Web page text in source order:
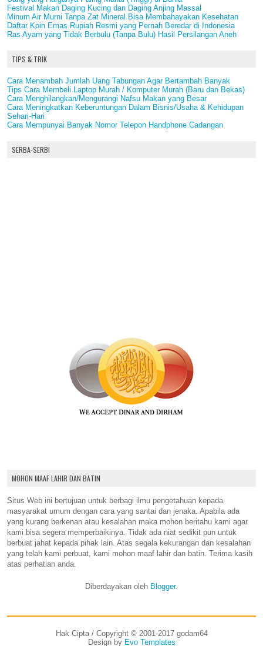
Festival Makan Daging Kucing dan Daging Anjing Massal
Minum Air Murni Tanpa Zat Mineral Bisa Membahayakan Kesehatan
Daftar Koin Emas Rupiah Resmi yang Pernah Beredar di Indonesia
Ras Ayam yang Tidak Berbulu (Tanpa Bulu) Hasil Persilangan Aneh
TIPS & TRIK
Cara Menambah Jumlah Uang Tabungan Agar Bertambah Banyak
Tips Cara Membeli Laptop Murah / Komputer Murah (Baru dan Bekas)
Cara Menghilangkan/Mengurangi Nafsu Makan yang Besar
Cara Meningkatkan Keberuntungan Dalam Bisnis/Usaha & Kehidupan
Sehari-Hari
Cara Mempunyai Banyak Nomor Telepon Handphone Cadangan
SERBA-SERBI
MOHON MAAF LAHIR DAN BATIN
Situs Web ini bertujuan untuk berbagi ilmu pengetahuan kepada
masyarakat umum dengan cara yang santai dan jenaka. Apabila ada
yang kurang berkenan atau kesalahan maka mohon beritahu kami agar
kami bisa segera memperbaikinya. Tidak ada niat sedikit pun untuk
berbuat jahat kepada pihak lain. Atas segala kekurangan dan kesalahan
yang telah kami perbuat, kami mohon maaf lahir dan batin. Terima kasih
atas perhatian anda.
Diberdayakan oleh Blogger.
Hak Cipta / Copyright © 2001-2017 godam64
Design by Evo Templates